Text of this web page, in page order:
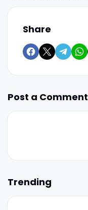
Share
Post a Comment
Trending